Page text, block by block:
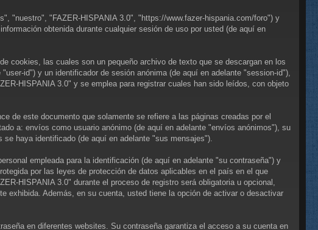
"nuestro", "FAZER-HISPANIA 3.0", "https://www.fazer-hispania.com/foro") y
obtenida durante cualquier sesión de uso por usted (de aquí en
cookies, las cuales son un pequeño archivo de texto que se descargan en los
id") y un identificador de sesión anónima (de aquí en adelante "session-id"),
HISPANIA 3.0" y se emplea para registrar cuales han sido leídos, con objeto
de este documento que solamente se refiere a las páginas creadas por el
a: envíos como usuario anónimo (de aquí en adelante "envíos anónimos"), su
haya identificado (de aquí en adelante "sus mensajes").
empleada para la identificación (de aquí en adelante "su contraseña") y
por las leyes de protección de datos aplicables en el país en el que
HISPANIA 3.0" durante el proceso de registro será obligatoria u opcional,
exhibida. Además, en su cuenta, usted tiene la opción de activar o desactivar
en diferentes websites. Su contraseña garantiza el acceso a su cuenta en